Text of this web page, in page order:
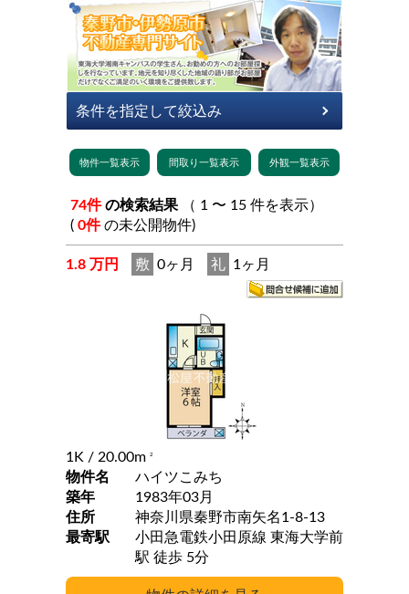
74件 の検索結果
( 0件 の未公開物件)
1.8 万円 敷 0ヶ月 礼 1ヶ月
1K / 20.00m 2
物件名
ハイツこみち
築年
1983年03月
住所
神奈川県秦野市南矢名1-8-13
最寄駅
小田急電鉄小田原線 東海大学前
駅 徒歩 5分